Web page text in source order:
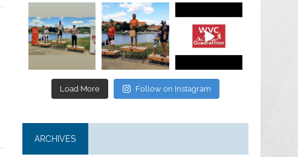
quadrathlon
Jul 6
Load More Follow on Instagram
ARCHIVES